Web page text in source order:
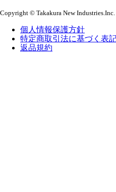
Copyright © Takakura New
個人情報保護方針
特定商取引法に基づく表
返品規約